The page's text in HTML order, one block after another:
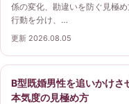
係の変化、勘違いを防ぐ見極
行動を分け、…
更新 2026.08.05
B型既婚男性を追いかけさ
本気度の見極め方